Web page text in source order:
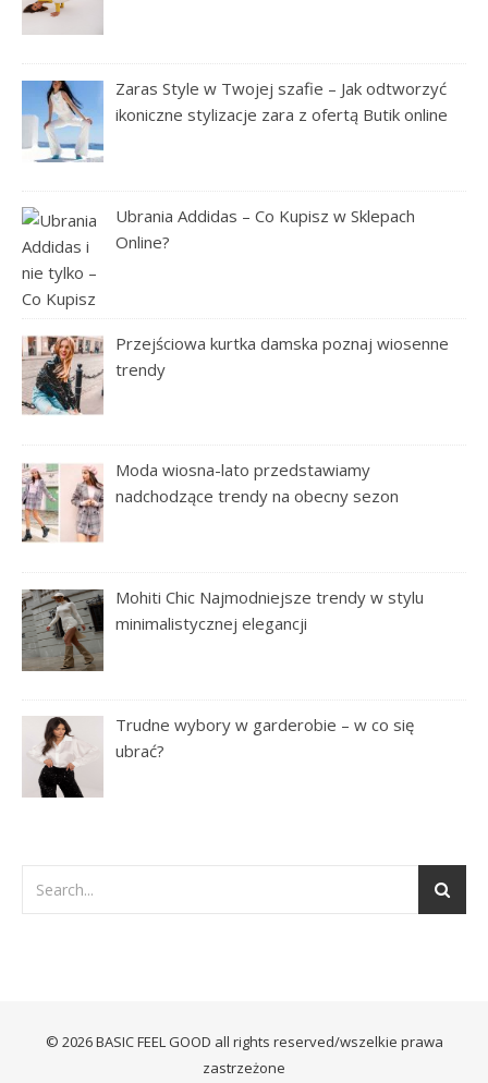
Zaras Style w Twojej szafie – Jak odtworzyć
ikoniczne stylizacje zara z ofertą Butik online
Ubrania Addidas – Co Kupisz w Sklepach
Online?
Przejściowa kurtka damska poznaj wiosenne
trendy
Moda wiosna-lato przedstawiamy
nadchodzące trendy na obecny sezon
Mohiti Chic Najmodniejsze trendy w stylu
minimalistycznej elegancji
Trudne wybory w garderobie – w co się
ubrać?
© 2026 BASIC FEEL GOOD all rights reserved/wszelkie prawa
zastrzeżone